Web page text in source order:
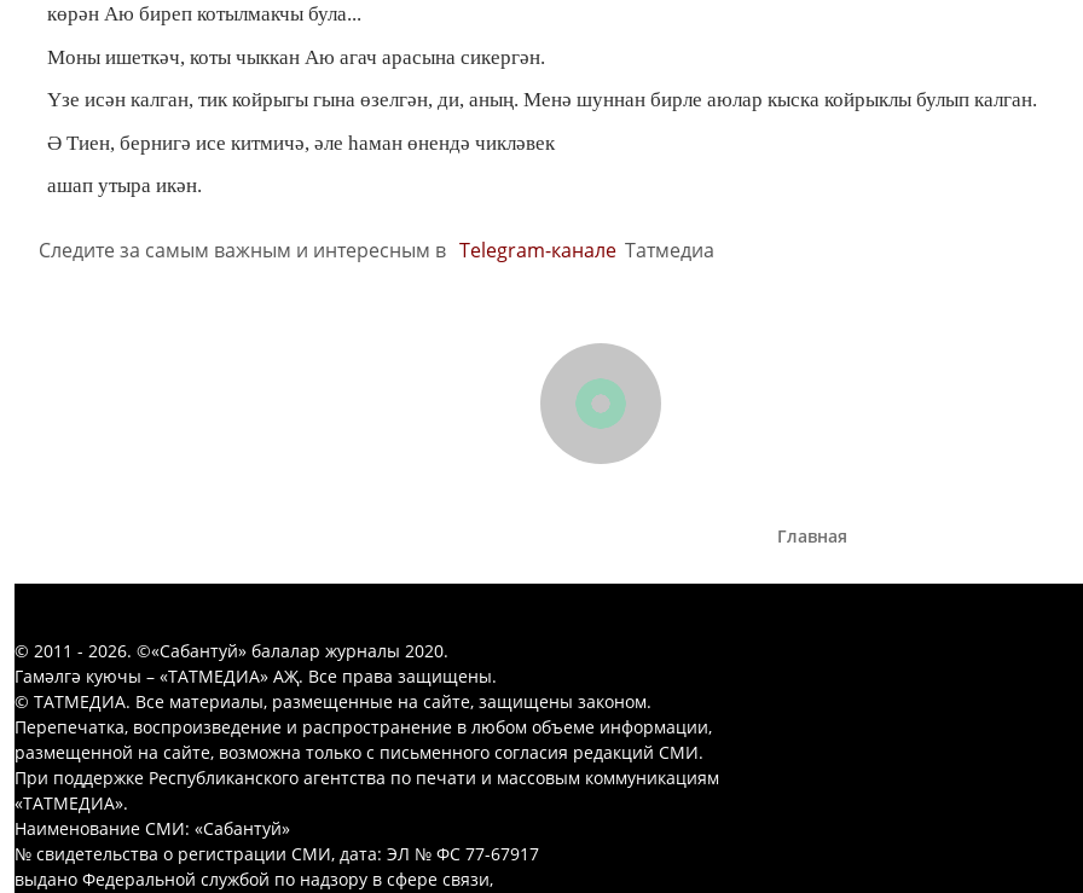
көрән Аю биреп котылмакчы була...
Моны ишеткәч, коты чыккан Аю агач арасына сикергән.
Үзе исән калган, тик койрыгы гына өзелгән, ди, аның. Менә шуннан бирле аюлар кыска койрыклы булып калган.
Ә Тиен, бернигә исе китмичә, әле һаман өнендә чикләвек
ашап утыра икән.
Следите за самым важным и интересным в Telegram-канале Татмедиа
Главная
© 2011 - 2026. ©«Сабантуй» балалар журналы 2020.
Гамәлгә куючы – «ТАТМЕДИА» АҖ. Все права защищены.
© ТАТМЕДИА. Все материалы, размещенные на сайте, защищены законом.
Перепечатка, воспроизведение и распространение в любом объеме информации,
размещенной на сайте, возможна только с письменного согласия редакций СМИ.
При поддержке Республиканского агентства по печати и массовым коммуникациям
«ТАТМЕДИА».
Наименование СМИ: «Сабантуй»
№ свидетельства о регистрации СМИ, дата: ЭЛ № ФС 77-67917
выдано Федеральной службой по надзору в сфере связи,